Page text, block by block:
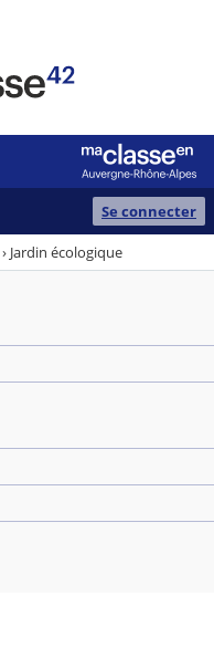
Se connecter
› Jardin écologique